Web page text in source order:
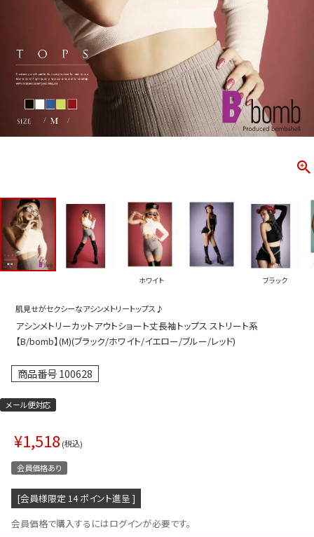
商品一覧
CONTENTS
ス
ス
アップ
ース
インワン／サロペット
ラ・ニップレス
新作
トップス
ボトムス
ワンピース
ホワイト ブラック
肌見せがセクシーなアシンメトリートップス♪
アシンメトリーカットアウトショート丈長袖トップス ストリート系
【B/bomb】(M)(ブラック/ホワイト/イエロー/ブルー/レッド)
商品番号100628
メール便対応
¥1,518 税込
会員価格あり
[会員様限定 14 ポイント進呈 ]
会員価格で購入するにはログインが必要です。